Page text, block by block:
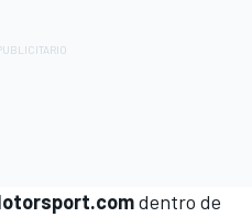
dentro de